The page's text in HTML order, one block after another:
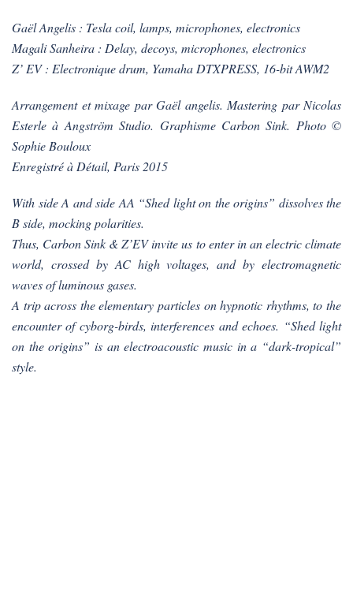
Gaël Angelis : Tesla coil, lamps, microphones, electronics
Magali Sanheira : Delay, decoys, microphones, electronics
Z’ EV : Electronique drum, Yamaha DTXPRESS, 16-bit AWM2
Arrangement et mixage par Gaël angelis. Mastering par Nicolas
Esterle à Angström Studio. Graphisme Carbon Sink. Photo ©
Sophie Bouloux
Enregistré à Détail, Paris 2015
With side A and side AA “Shed light on the origins” dissolves the
B side, mocking polarities.
Thus, Carbon Sink & Z’EV invite us to enter in an electric climate
world, crossed by AC high voltages, and by electromagnetic
waves of luminous gases.
A trip across the elementary particles on hypnotic rhythms, to the
encounter of cyborg-birds, interferences and echoes. “Shed light
on the origins” is an electroacoustic music in a “dark-tropical”
style.